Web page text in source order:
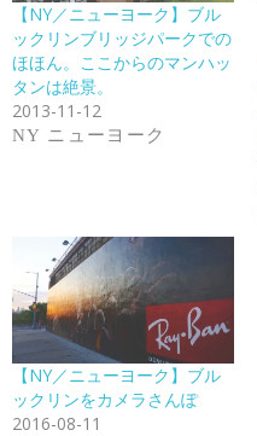
【NY／ニューヨーク】ブル
ックリンブリッジパークでの
ほほん。ここからのマンハッ
タンは絶景。
2013-11-12
NY ニューヨーク
【NY／ニューヨーク】ブル
ックリンをカメラさんぽ
2016-08-11